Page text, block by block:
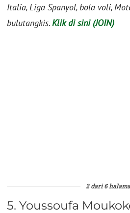
Italia, Liga Spanyol, bola voli,
bulutangkis.Klik di sini (JOIN)
2 dari 6
5. Youssoufa